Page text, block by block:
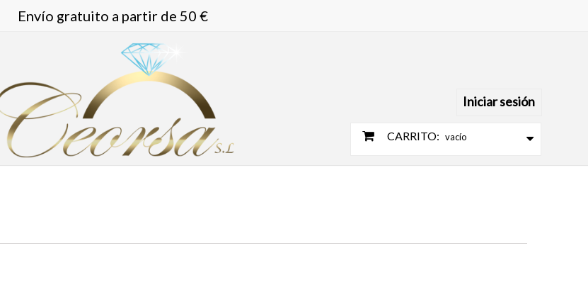
Envío gratuito a partir de 50 €
Iniciar sesión
CARRITO: vacío